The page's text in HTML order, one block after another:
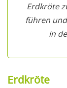
Erdkröte
führen
in
Erdkröte